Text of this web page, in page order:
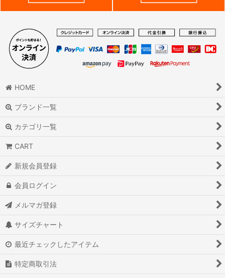
HOME
ブランド一覧
カテゴリ一覧
CART
新規会員登録
会員ログイン
メルマガ登録
サイズチャート
最近チェックしたアイテム
特定商取引法